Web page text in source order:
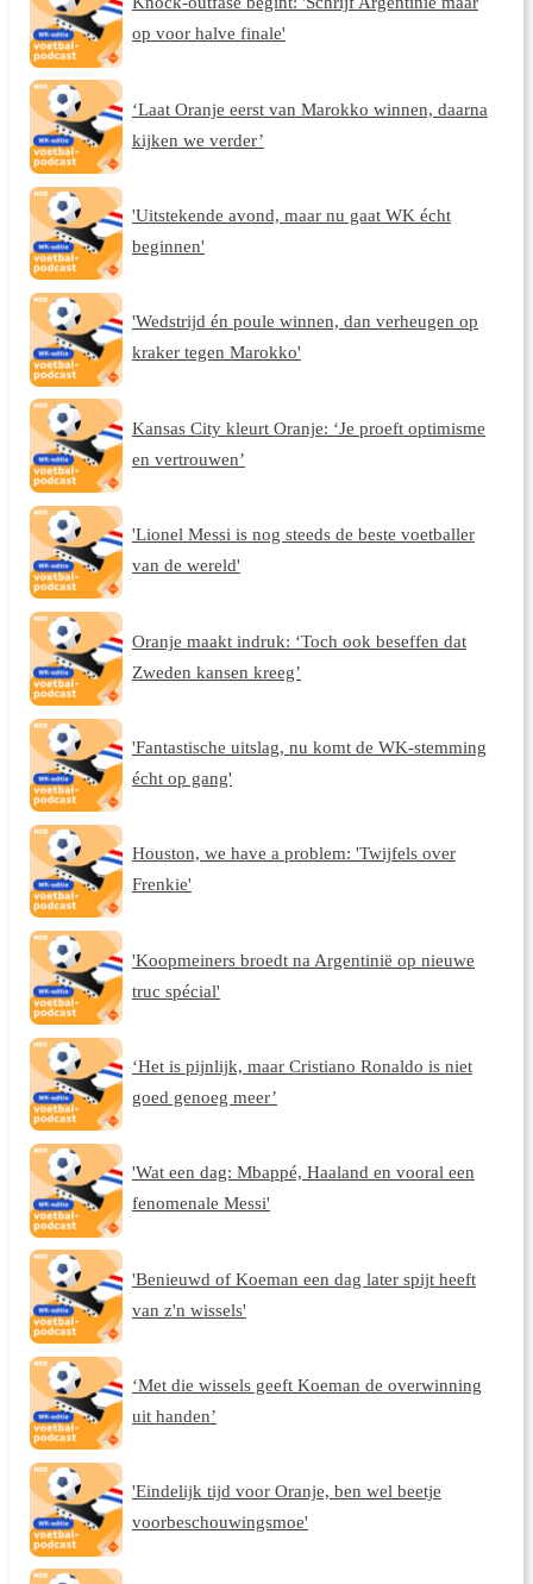
op voor halve finale'
‘Laat Oranje eerst van Marokko winnen, daarna
kijken we verder’
'Uitstekende avond, maar nu gaat WK écht
beginnen'
'Wedstrijd én poule winnen, dan verheugen op
kraker tegen Marokko'
Kansas City kleurt Oranje: ‘Je proeft optimisme
en vertrouwen’
'Lionel Messi is nog steeds de beste voetballer
van de wereld'
Oranje maakt indruk: ‘Toch ook beseffen dat
Zweden kansen kreeg’
'Fantastische uitslag, nu komt de WK-stemming
écht op gang'
Houston, we have a problem: 'Twijfels over
Frenkie'
'Koopmeiners broedt na Argentinië op nieuwe
truc spécial'
‘Het is pijnlijk, maar Cristiano Ronaldo is niet
goed genoeg meer’
'Wat een dag: Mbappé, Haaland en vooral een
fenomenale Messi'
'Benieuwd of Koeman een dag later spijt heeft
van z'n wissels'
‘Met die wissels geeft Koeman de overwinning
uit handen’
'Eindelijk tijd voor Oranje, ben wel beetje
voorbeschouwingsmoe'